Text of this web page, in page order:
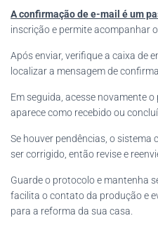
A confirmação de e-mail é um
inscrição e permite acompanhar
Após enviar, verifique a caixa de
localizar a mensagem de
Em seguida, acesse novamente
aparece como recebido ou
Se houver pendências, o sistema
ser corrigido, então revise e
Guarde o protocolo e mantenha
facilita o contato da produção e
para a reforma da sua casa.